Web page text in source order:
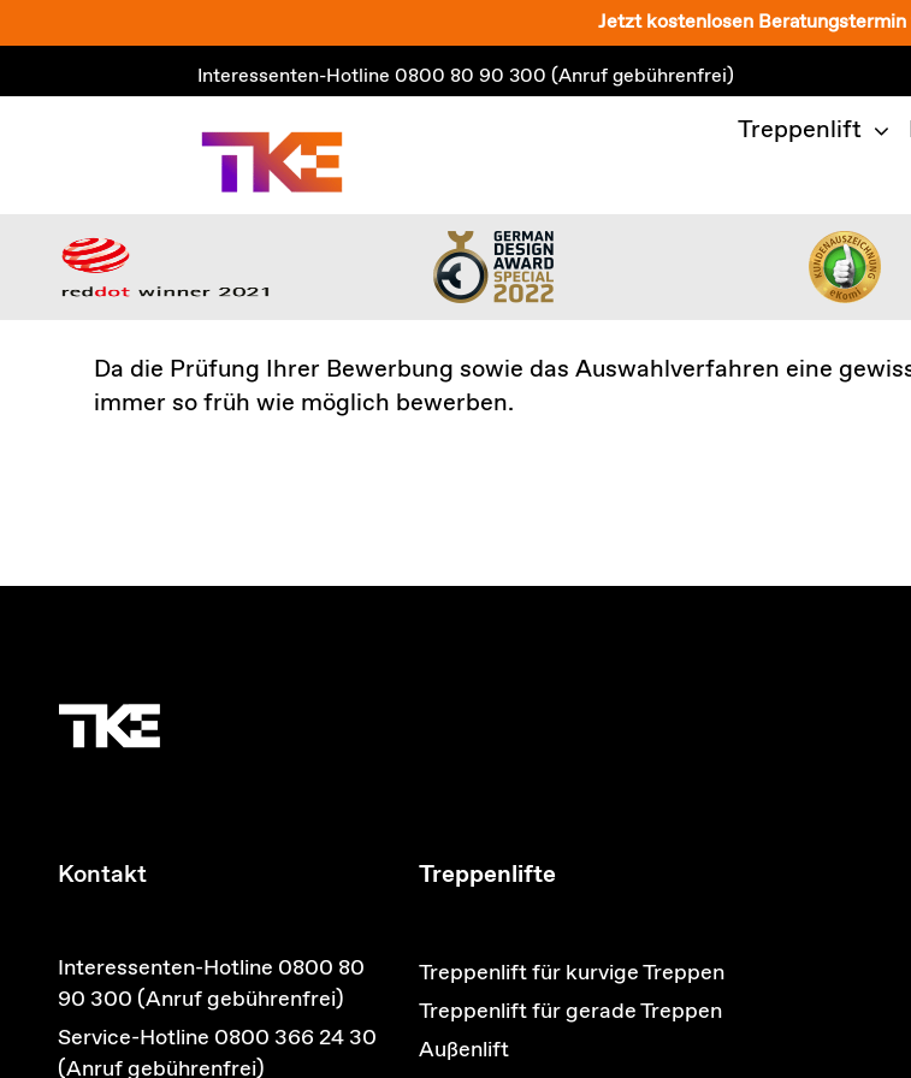
Inhalt
Jetzt kostenlosen Beratungstermin
Interessenten-Hotline 0800 80 90 300 (Anruf gebührenfrei)
Treppenlift
Da die Prüfung Ihrer Bewerbung sowie das Auswahlverfahren eine
immer so früh wie möglich bewerben.
Kontakt
Interessenten-Hotline 0800 80
90 300 (Anruf gebührenfrei)
Service-Hotline 0800 366 24 30
(Anruf gebührenfrei)
Treppenlifte
Treppenlift für kurvige Treppen
Treppenlift für gerade Treppen
Außenlift